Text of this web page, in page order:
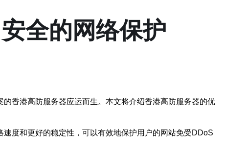
全的网络保护
香港高防服务器应运而生。本文将介绍香港高防服务器的优
度和更好的稳定性，可以有效地保护用户的网站免受DDoS